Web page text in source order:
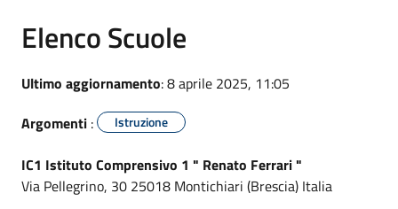
Elenco Scuole
Ultimo aggiornamento: 8 aprile 2025, 11:05
Argomenti : Istruzione
IC1 Istituto Comprensivo 1 " Renato Ferrari "
Via Pellegrino, 30 25018 Montichiari (Brescia) Italia